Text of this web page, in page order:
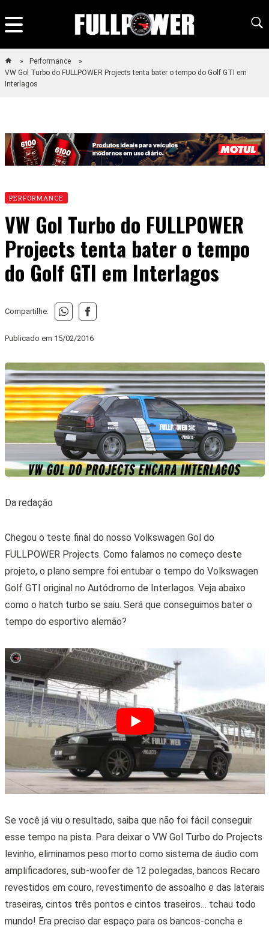
Performance
VW Gol Turbo do FULLPOWER Projects tenta bater o tempo do Golf GTI em
Interlagos
PERFORMANCE
VW Gol Turbo do FULLPOWER
Projects tenta bater o tempo
do Golf GTI em Interlagos
Compartilhe:
Publicado em 15/02/2016
Da redação
Chegou o teste final do nosso Volkswagen Gol do
FULLPOWER Projects. Como falamos no começo deste
projeto, o plano sempre foi entubar o tempo do Volkswagen
Golf GTI original no Autódromo de Interlagos. Veja abaixo
como o hatch turbo se saiu. Será que conseguimos bater o
tempo do esportivo alemão?
Se você já viu o resultado, saiba que não foi fácil conseguir
esse tempo na pista. Para deixar o VW Gol Turbo do Projects
levinho, eliminamos peso morto como sistema de áudio com
amplificadores, sub-woofer de 12 polegadas, bancos Recaro
revestidos em couro, revestimento de assoalho e das laterais
traseiras, cintos três pontos e cintos traseiros… tchau todo
mundo! Era preciso dar espaço para os bancos-concha e